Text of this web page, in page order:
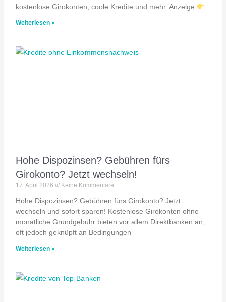
kostenlose Girokonten, coole Kredite und mehr. Anzeige
Weiterlesen »
Hohe Dispozinsen? Gebühren fürs
Girokonto? Jetzt wechseln!
17. April 2026 Keine Kommentare
Hohe Dispozinsen? Gebühren fürs Girokonto? Jetzt
wechseln und sofort sparen! Kostenlose Girokonten ohne
monatliche Grundgebühr bieten vor allem Direktbanken an,
oft jedoch geknüpft an Bedingungen
Weiterlesen »